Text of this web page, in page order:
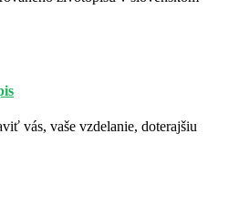
vás, vaše vzdelanie, doterajšiu